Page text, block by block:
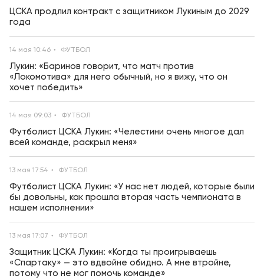
ЦСКА продлил контракт с защитником Лукиным до 2029
года
14 мая 10:46 ФУТБОЛ
Лукин: «Баринов говорит, что матч против
«Локомотива» для него обычный, но я вижу, что он
хочет победить»
14 мая 09:03 ФУТБОЛ
Футболист ЦСКА Лукин: «Челестини очень многое дал
всей команде, раскрыл меня»
13 мая 17:54 ФУТБОЛ
Футболист ЦСКА Лукин: «У нас нет людей, которые были
бы довольны, как прошла вторая часть чемпионата в
нашем исполнении»
13 мая 17:07 ФУТБОЛ
Защитник ЦСКА Лукин: «Когда ты проигрываешь
«Спартаку» — это вдвойне обидно. А мне втройне,
потому что не мог помочь команде»